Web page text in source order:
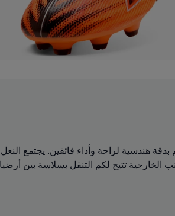
الخارجية تتيح لكم التنقل بسلاسة بين